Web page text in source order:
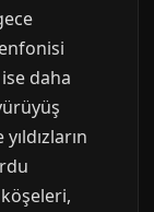
daha